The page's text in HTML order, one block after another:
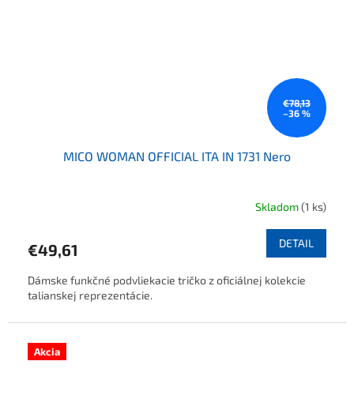
€78,13
–36 %
MICO WOMAN OFFICIAL ITA IN 1731 Nero
Skladom(1 ks)
€49,61 DETAIL
Dámske funkčné podvliekacie tričko z oficiálnej kolekcie
talianskej reprezentácie.
Akcia